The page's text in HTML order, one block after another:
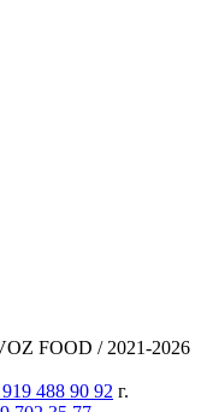
FOOD / 2021-2026
488 90 92 г.